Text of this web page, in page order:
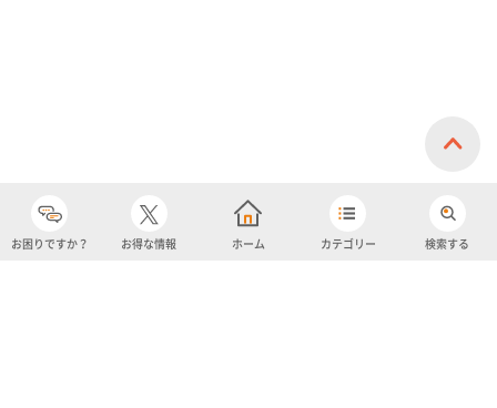
お困りですか？ お得な情報 ホーム カテゴリー 検索する